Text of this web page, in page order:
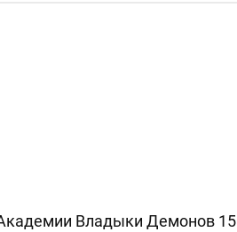
Владыки Демонов 15